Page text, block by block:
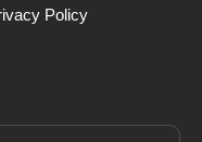
Policy